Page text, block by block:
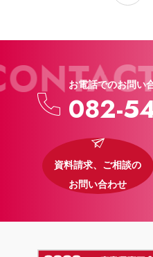
お電話でのお問い
082-
資料請求、ご相談の
お問い合わせ